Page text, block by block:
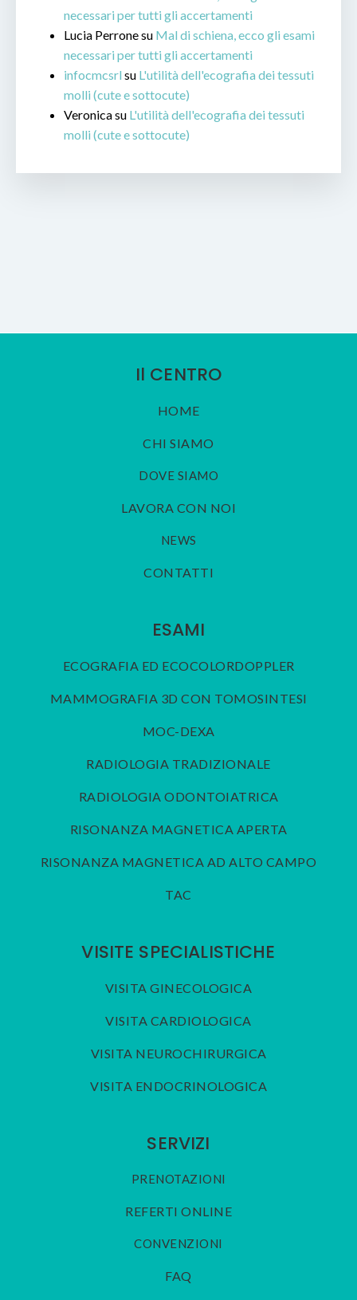
necessari per tutti gli accertamenti
Lucia Perronesu Mal di schiena, ecco gli esami
necessari per tutti gli accertamenti
infocmcsrl su L'utilità dell'ecografia dei tessuti
molli (cute e sottocute)
Veronicasu L'utilità dell'ecografia dei tessuti
molli (cute e sottocute)
Il CENTRO
HOME
CHI SIAMO
DOVE SIAMO
LAVORA CON NOI
NEWS
CONTATTI
ESAMI
ECOGRAFIA ED ECOCOLORDOPPLER
MAMMOGRAFIA 3D CON TOMOSINTESI
MOC-DEXA
RADIOLOGIA TRADIZIONALE
RADIOLOGIA ODONTOIATRICA
RISONANZA MAGNETICA APERTA
RISONANZA MAGNETICA AD ALTO CAMPO
TAC
VISITE SPECIALISTICHE
VISITA GINECOLOGICA
VISITA CARDIOLOGICA
VISITA NEUROCHIRURGICA
VISITA ENDOCRINOLOGICA
SERVIZI
PRENOTAZIONI
REFERTI ONLINE
CONVENZIONI
FAQ